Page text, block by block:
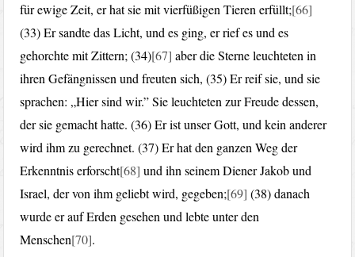
für ewige Zeit, er hat sie mit vierfüßigen Tieren erfüllt;[66]
(33) Er sandte das Licht, und es ging, er rief es und es
gehorchte mit Zittern; (34)[67] aber die Sterne leuchteten in
ihren Gefängnissen und freuten sich, (35) Er reif sie, und sie
sprachen: „Hier sind wir.” Sie leuchteten zur Freude dessen,
der sie gemacht hatte. (36) Er ist unser Gott, und kein anderer
wird ihm zu gerechnet. (37) Er hat den ganzen Weg der
Erkenntnis erforscht[68] und ihn seinem Diener Jakob und
Israel, der von ihm geliebt wird, gegeben;[69] (38) danach
wurde er auf Erden gesehen und lebte unter den
Menschen[70].